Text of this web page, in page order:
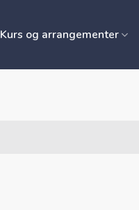
Kurs og arrangementer